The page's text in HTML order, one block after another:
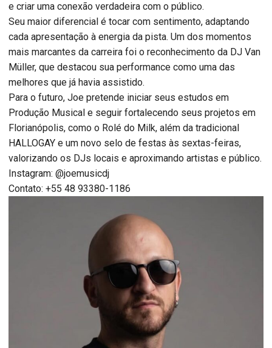
e criar uma conexão verdadeira com o público.
Seu maior diferencial é tocar com sentimento, adaptando
cada apresentação à energia da pista. Um dos momentos
mais marcantes da carreira foi o reconhecimento da DJ Van
Müller, que destacou sua performance como uma das
melhores que já havia assistido.
Para o futuro, Joe pretende iniciar seus estudos em
Produção Musical e seguir fortalecendo seus projetos em
Florianópolis, como o Rolé do Milk, além da tradicional
HALLOGAY e um novo selo de festas às sextas-feiras,
valorizando os DJs locais e aproximando artistas e público.
Instagram: @joemusicdj
Contato: +55 48 93380-1186